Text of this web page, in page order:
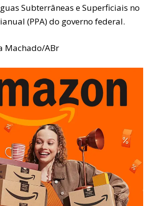
Subterrâneas e Superficiais no
(PPA) do governo federal.
Machado/ABr